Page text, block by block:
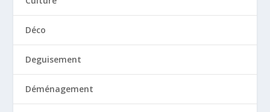
Déco
Deguisement
Déménagement